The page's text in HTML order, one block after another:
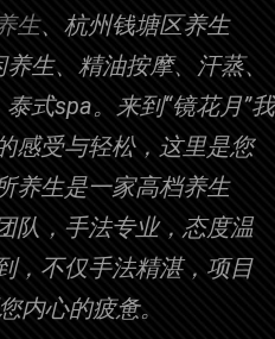
生、杭州钱塘区养生
生、精油按摩、汗蒸、
式spa。来到“镜花月”我
感受与轻松，这里是您
养生是一家高档养生
队，手法专业，态度温
，不仅手法精湛，项目
内心的疲惫。